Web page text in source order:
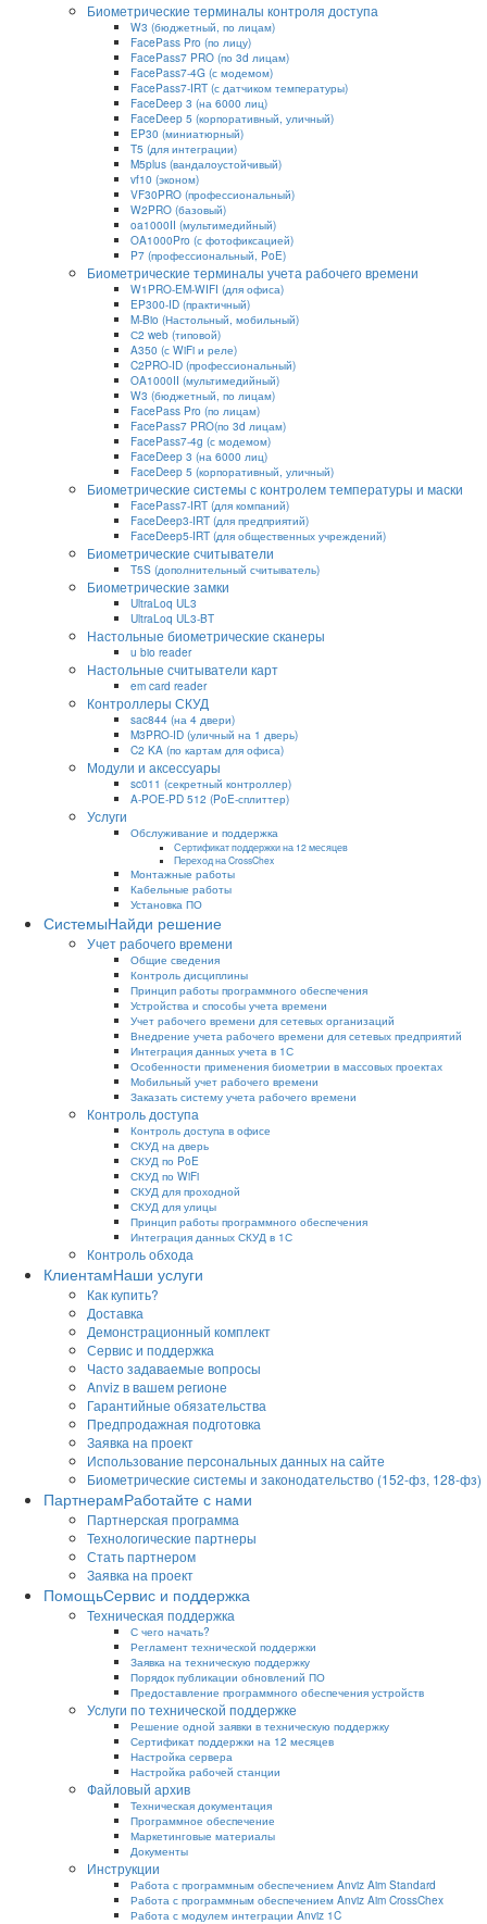
Биометрические терминалы контроля доступа
W3 (бюджетный, по лицам)
FacePass Pro (по лицу)
FacePass7 PRO (по 3d лицам)
FacePass7-4G (с модемом)
FacePass7-IRT (с датчиком температуры)
FaceDeep 3 (на 6000 лиц)
FaceDeep 5 (корпоративный, уличный)
EP30 (миниатюрный)
T5 (для интеграции)
M5plus (вандалоустойчивый)
vf10 (эконом)
VF30PRO (профессиональный)
W2PRO (базовый)
oa1000II (мультимедийный)
OA1000Pro (с фотофиксацией)
P7 (профессиональный, PoE)
Биометрические терминалы учета рабочего времени
W1PRO-EM-WIFI (для офиса)
EP300-ID (практичный)
M-Bio (Настольный, мобильный)
С2 web (типовой)
A350 (с WiFi и реле)
C2PRO-ID (профессиональный)
OA1000II (мультимедийный)
W3 (бюджетный, по лицам)
FacePass Pro (по лицам)
FacePass7 PRO(по 3d лицам)
FacePass7-4g (с модемом)
FaceDeep 3 (на 6000 лиц)
FaceDeep 5 (корпоративный, уличный)
Биометрические системы с контролем температуры и маски
FacePass7-IRT (для компаний)
FaceDeep3-IRT (для предприятий)
FaceDeep5-IRT (для общественных учреждений)
Биометрические считыватели
T5S (дополнительный считыватель)
Биометрические замки
UltraLoq UL3
UltraLoq UL3-BT
Настольные биометрические сканеры
u bio reader
Настольные считыватели карт
em card reader
Контроллеры СКУД
sac844 (на 4 двери)
M3PRO-ID (уличный на 1 дверь)
C2 KA (по картам для офиса)
Модули и аксессуары
sc011 (секретный контроллер)
A-POE-PD 512 (PoE-сплиттер)
Услуги
Обслуживание и поддержка
Сертификат поддержки на 12 месяцев
Переход на CrossChex
Монтажные работы
Кабельные работы
Установка ПО
СистемыНайди решение
Учет рабочего времени
Общие сведения
Контроль дисциплины
Принцип работы программного обеспечения
Устройства и способы учета времени
Учет рабочего времени для сетевых организаций
Внедрение учета рабочего времени для сетевых предприятий
Интеграция данных учета в 1С
Особенности применения биометрии в массовых проектах
Мобильный учет рабочего времени
Заказать систему учета рабочего времени
Контроль доступа
Контроль доступа в офисе
СКУД на дверь
СКУД по PoE
СКУД по WiFi
СКУД для проходной
СКУД для улицы
Принцип работы программного обеспечения
Интеграция данных СКУД в 1С
Контроль обхода
КлиентамНаши услуги
Как купить?
Доставка
Демонстрационный комплект
Сервис и поддержка
Часто задаваемые вопросы
Anviz в вашем регионе
Гарантийные обязательства
Предпродажная подготовка
Заявка на проект
Использование персональных данных на сайте
Биометрические системы и законодательство (152-фз, 128-фз)
ПартнерамРаботайте с нами
Партнерская программа
Технологические партнеры
Стать партнером
Заявка на проект
ПомощьСервис и поддержка
Техническая поддержка
С чего начать?
Регламент технической поддержки
Заявка на техническую поддержку
Порядок публикации обновлений ПО
Предоставление программного обеспечения устройств
Услуги по технической поддержке
Решение одной заявки в техническую поддержку
Сертификат поддержки на 12 месяцев
Настройка сервера
Настройка рабочей станции
Файловый архив
Техническая документация
Программное обеспечение
Маркетинговые материалы
Документы
Инструкции
Работа с программным обеспечением Anviz Aim Standard
Работа с программным обеспечением Anviz Aim CrossChex
Работа с модулем интеграции Anviz 1C